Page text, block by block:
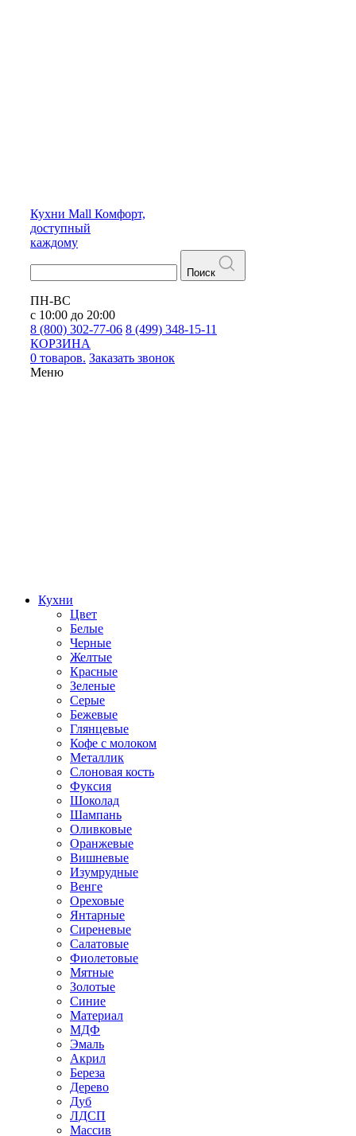
Кухни Mall Комфорт,
доступный
каждому
Поиск
ПН-ВС
с 10:00 до 20:00
8 (800) 302-77-06 8 (499) 348-15-11
КОРЗИНА
0 товаров. Заказать звонок
Меню
Кухни
Цвет
Белые
Черные
Желтые
Красные
Зеленые
Серые
Бежевые
Глянцевые
Кофе с молоком
Металлик
Слоновая кость
Фуксия
Шоколад
Шампань
Оливковые
Оранжевые
Вишневые
Изумрудные
Венге
Ореховые
Янтарные
Сиреневые
Салатовые
Фиолетовые
Мятные
Золотые
Синие
Материал
МДФ
Эмаль
Акрил
Береза
Дерево
Дуб
ЛДСП
Массив